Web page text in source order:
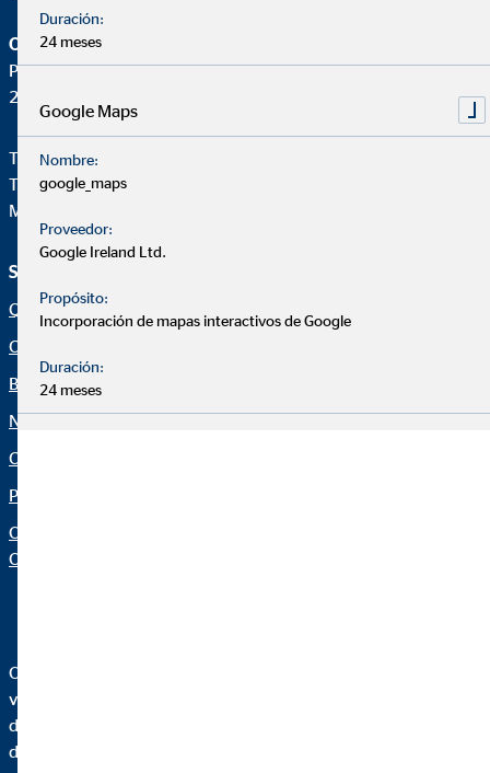
OVB Allfinanz España S.A.
Pza. Manuel Gómez Moreno, 2 8ªA
28020 Madrid
Teléfono:+34914471028
Telefax: +34 91 44710-29
Mail:
Servicio e información
Quiénes Somos
Consultoría financiera
Blog
Noticias
Calculadora financiera
Protección de datos
Organization: "Datos sobre
OVB"
OVB Allfinanz España, S.A. es una agencia de seguros
vinculada inscrita en el Registro administrativo de
distribuidores de seguros y reaseguros de la Dirección General
de Seguros y Fondos de Pensiones con la clave AJ0230.
Duración:
24 meses
Google Maps
Nombre:
google_maps
Proveedor:
Google Ireland Ltd.
Propósito:
Incorporación de mapas interactivos de Google
Duración:
24 meses